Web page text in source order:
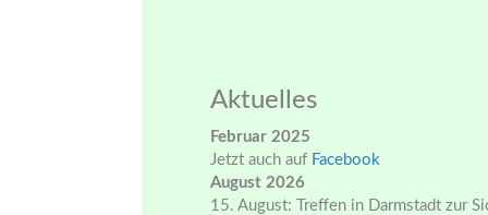
Aktuelles
Februar 2025
Jetzt auch auf Facebook
August 2026
15. August: Treffen in Darmstadt zur